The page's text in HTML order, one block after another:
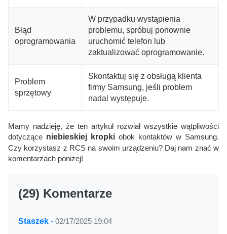
Błąd
oprogramowania
W przypadku wystąpienia
problemu, spróbuj ponownie
uruchomić telefon lub
zaktualizować oprogramowanie.
Problem
sprzętowy
Skontaktuj się z obsługą klienta
firmy Samsung, jeśli problem
nadal występuje.
Mamy nadzieję, że ten artykuł rozwiał wszystkie wątpliwości
dotyczące niebieskiej kropki obok kontaktów w Samsung.
Czy korzystasz z RCS na swoim urządzeniu? Daj nam znać w
komentarzach poniżej!
(29) Komentarze
Staszek - 02/17/2025 19:04